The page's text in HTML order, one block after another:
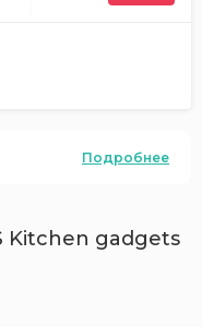
Подробнее
Kitchen gadgets